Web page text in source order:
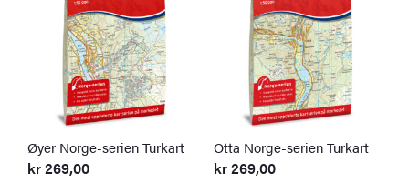
Øyer Norge-serien Turkart
kr269,00
Otta Norge-serien Turkart
kr269,00